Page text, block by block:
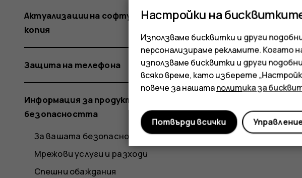
Актуализации на софтуера и резервни
копия
Защита на телефона
Информация за продукта и
безопасността
За вашата безопасност
Мрежови услуги и разходи
Спешни обаждания
Настройки на
Използваме бисквитки и други
персонализираме рекламите. Когато
използваме бисквитки и други
всяко време, като изберете
повече за нашатаполитика за
Потвърди всички